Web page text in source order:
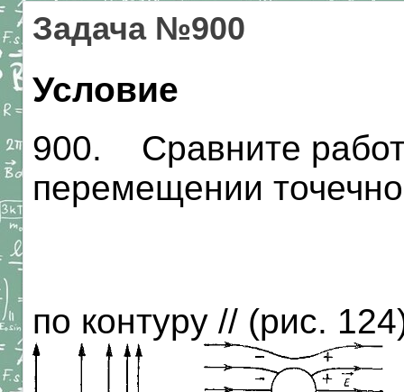
Задача №900
Условие
900. Сравните
перемещении
по контуру // (рис.